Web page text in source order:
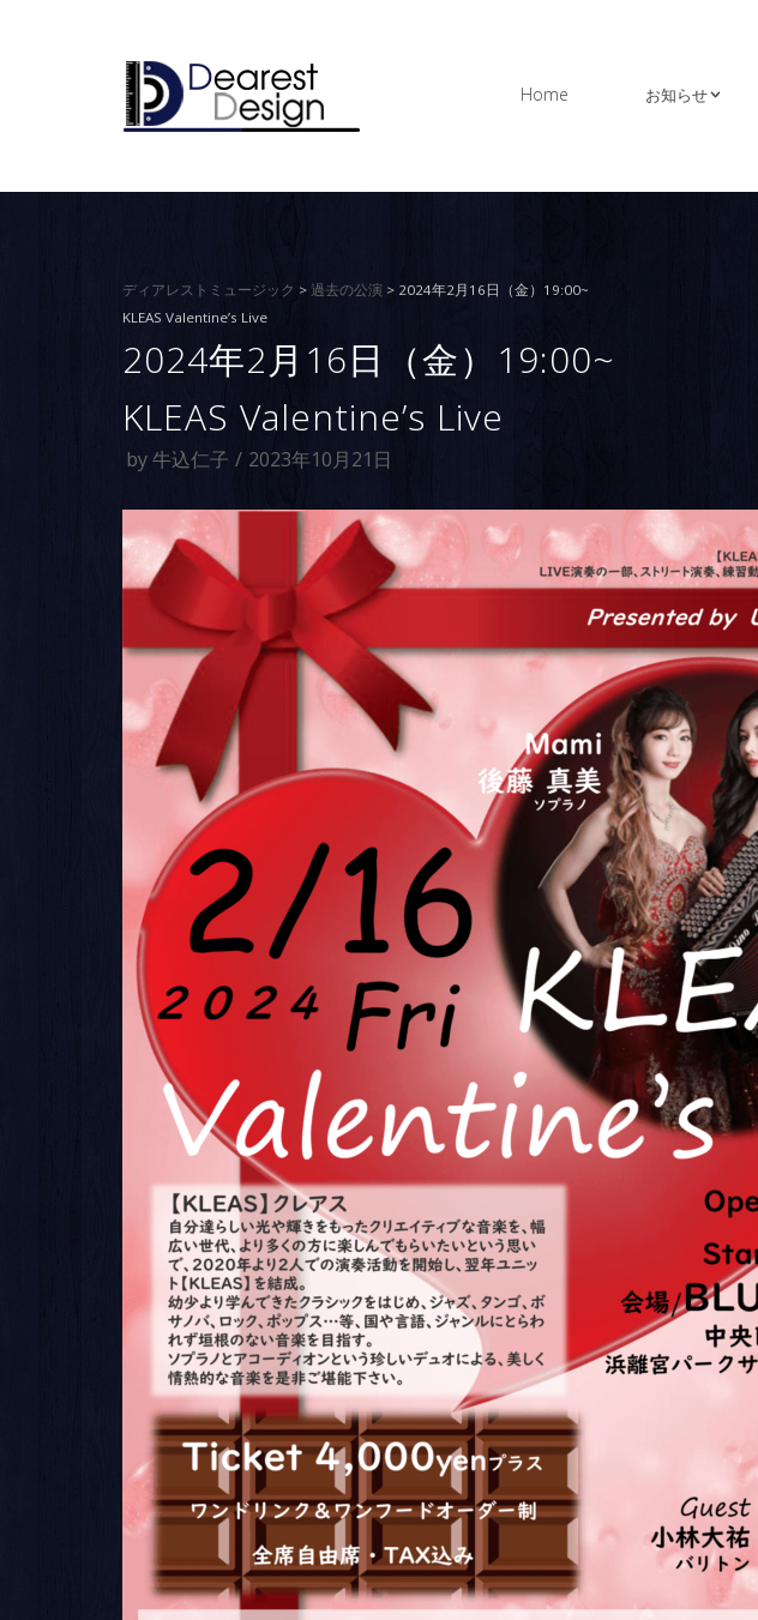
Home お知らせ
ディアレストミュージック > 過去の公演 > 2024年2月16日（金）19:00~
KLEAS Valentine’s Live
2024年2月16日（金）19:00~
KLEAS Valentine’s Live
by牛込仁子 2023年10月21日